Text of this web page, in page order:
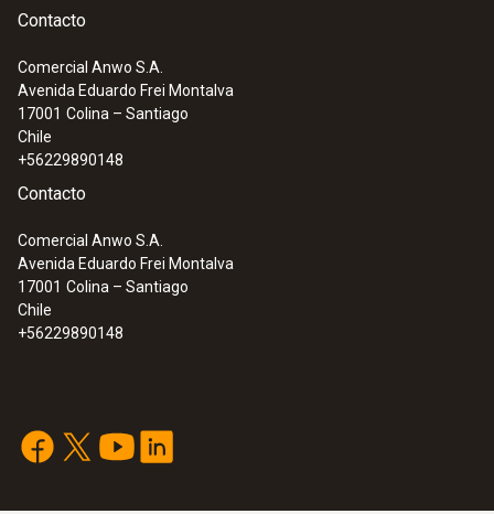
Contacto
Comercial Anwo S.A.
Avenida Eduardo Frei Montalva
17001 Colina – Santiago
Chile
+56229890148
Contacto
Comercial Anwo S.A.
Avenida Eduardo Frei Montalva
17001 Colina – Santiago
Chile
+56229890148